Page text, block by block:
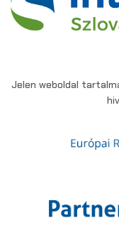
Jelen weboldal